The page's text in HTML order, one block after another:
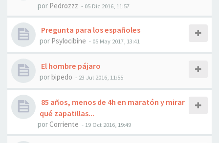
por Pedrozzz - 05 Dic 2016, 11:57
Pregunta para los españoles
por Psylocibine - 05 May 2017, 13:41
El hombre pájaro
porbipedo - 23 Jul 2016, 11:55
85 años, menos de 4h en maratón y mirar
qué zapatillas...
porCorriente - 19 Oct 2016, 19:49